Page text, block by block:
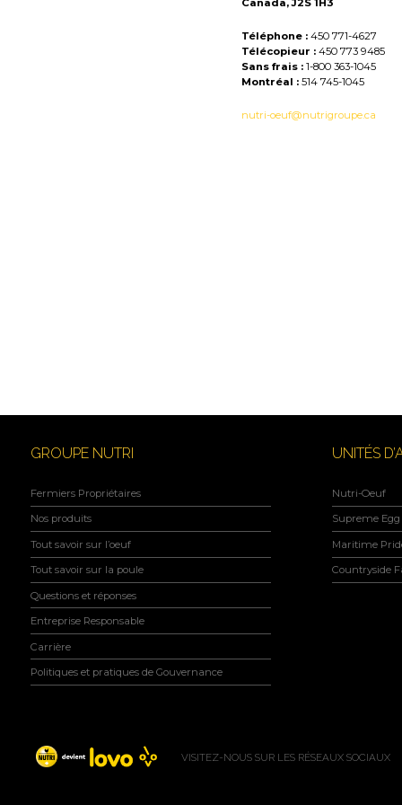
Téléphone :450 771-4627
Télécopieur :450 773 9485
Sans frais :1-800 363-1045
Montréal :514 745-1045
nutri-oeuf@nutrigroupe.ca
GROUPE NUTRI
Fermiers Propriétaires
Nos produits
Tout savoir sur l’oeuf
Tout savoir sur la poule
Questions et réponses
Entreprise Responsable
Carrière
Politiques et pratiques de Gouvernance
UNITÉS
Nutri-Oeuf
Supreme
Maritime
Countryside
VISITEZ-NOUS SUR LES RÉSEAUX SOCIAUX